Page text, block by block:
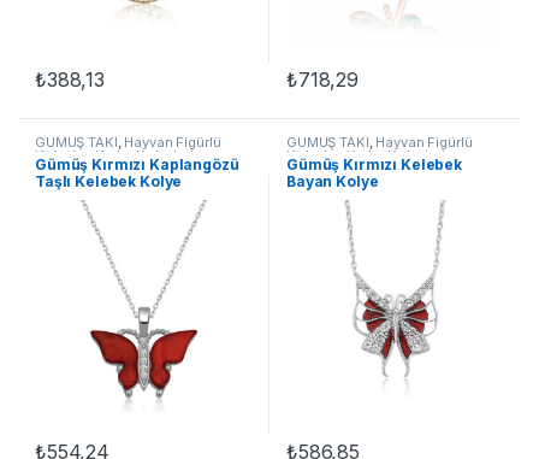
₺388,13 ₺718,29
GÜMÜŞ TAKI, Hayvan Figürlü
Kolyeler ,Kadın Kolyeleri
Kelebek Kolyeler,Kolye
Gümüş Kırmızı Kaplangözü
Taşlı Kelebek Kolye
₺554,24
GÜMÜŞ TAKI, Hayvan Figürlü
Kolyeler ,Kadın Kolyeleri
Kelebek Kolyeler,Kolye
Gümüş Kırmızı Kelebek
Bayan Kolye
₺586,85